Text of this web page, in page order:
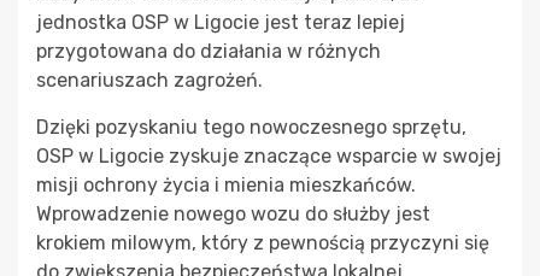
jednostka OSP w Ligocie jest teraz lepiej
przygotowana do działania w różnych
scenariuszach zagrożeń.
Dzięki pozyskaniu tego nowoczesnego sprzętu,
OSP w Ligocie zyskuje znaczące wsparcie w swojej
misji ochrony życia i mienia mieszkańców.
Wprowadzenie nowego wozu do służby jest
krokiem milowym, który z pewnością przyczyni się